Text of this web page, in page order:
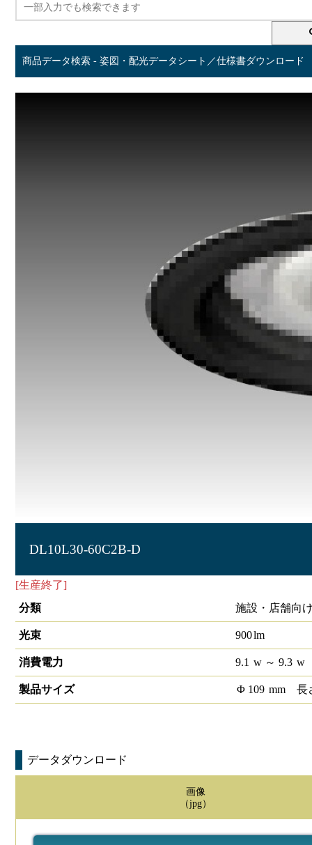
商品データ検索 - 姿図・配光データシート／仕様書ダウンロード
DL10L30-60C2B-D
[生産終了]
分類
施設・店舗向
光束 900lm
消費電力 9.1 w～ 9.3 w
製品サイズ Φ 109 mm 長
データダウンロード
画像
（jpg）